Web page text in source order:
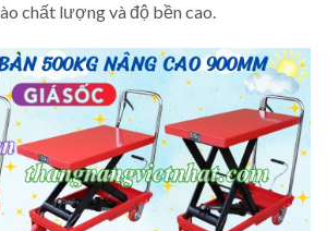
chất lượng và độ bền cao.